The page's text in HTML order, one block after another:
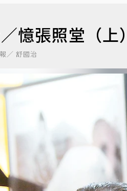
憶張照堂（上）
／ 舒國治